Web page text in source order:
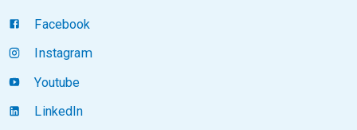
Facebook
Instagram
Youtube
LinkedIn